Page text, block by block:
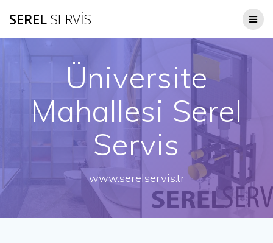
SERELSERVİS
Üniversite
Mahallesi Serel
Servis
www.serelservis.tr